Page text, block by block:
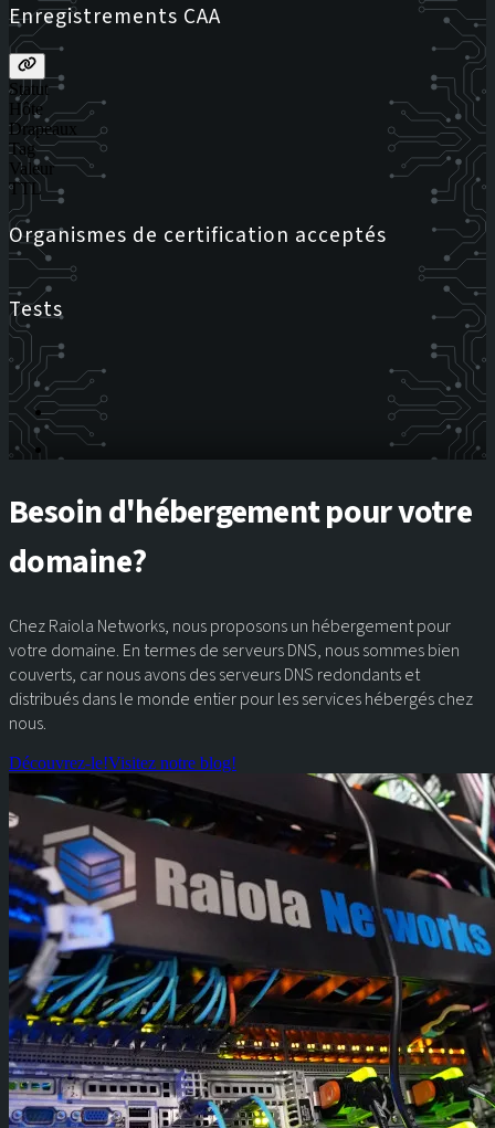
Enregistrements CAA
Statut
Hôte
Drapeaux
Tag
Valeur
TTL
Organismes de certification acceptés
Tests
Besoin d'hébergement pour votre
domaine?
Chez Raiola Networks, nous proposons un hébergement pour
votre domaine. En termes de serveurs DNS, nous sommes bien
couverts, car nous avons des serveurs DNS redondants et
distribués dans le monde entier pour les services hébergés chez
nous.
Découvrez-le!Visitez notre blog!